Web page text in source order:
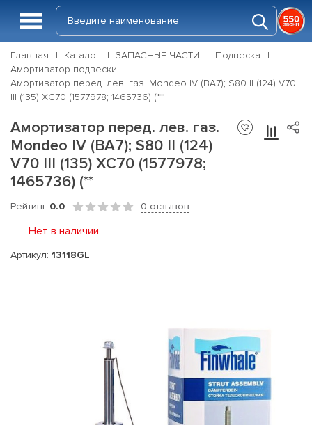
Главная Каталог ЗАПАСНЫЕ ЧАСТИ
Подвеска
Амортизатор подвески
Амортизатор перед. лев. газ. Mondeo IV (BA7); S80 II (124) V70
III (135) XC70 (1577978; 1465736) (**
Амортизатор перед. лев. газ.
Mondeo IV (BA7); S80 II (124)
V70 III (135) XC70 (1577978;
1465736) (**
Рейтинг 0.0 0 отзывов
Нет в наличии
Артикул: 13118GL